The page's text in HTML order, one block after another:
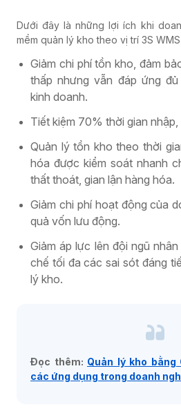
Dưới đây là những lợi ích khi
mềm quản lý kho theo vị trí 3S WMS
Giảm chi phí tồn kho, đảm
thấp nhưng vẫn đáp ứng
kinh doanh.
Tiết kiệm 70% thời gian
Quản lý tồn kho theo thời
hóa được kiểm soát nhanh
thất thoát, gian lận hàng hóa.
Giảm chi phí hoạt động của
quả vốn lưu động.
Giảm áp lực lên đội ngũ
chế tối đa các sai sót đáng
lý kho.
Đọc thêm: Quản lý kho bằng
các ứng dụng trong doanh